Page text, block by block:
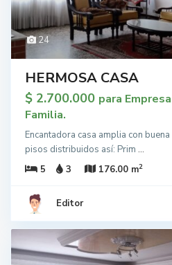
24
HERMOSA CASA
$ 2.700.000 para
Familia.
Encantadora casa amplia con
pisos distribuidos así: Prim ...
5
3 176.00 m2
Editor